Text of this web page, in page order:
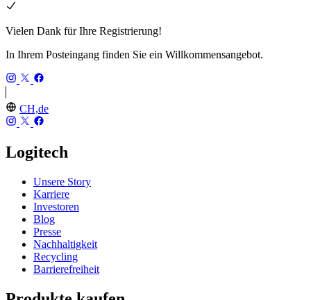
Vielen Dank für Ihre Registrierung!
In Ihrem Posteingang finden Sie ein Willkommensangebot.
CH,de
Logitech
Unsere Story
Karriere
Investoren
Blog
Presse
Nachhaltigkeit
Recycling
Barrierefreiheit